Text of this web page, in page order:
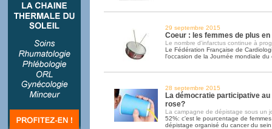
29 septembre 2015
Coeur : les femmes de plus
Le nombre d'infarctus continue à
Le Fédération Française de
l'occasion de la Journée mondiale du
28 septembre 2015
La démocratie participative
rose?
La campagne de dépistage sous un
52%: c'est le pourcentage de
dépistage organisé du cancer du